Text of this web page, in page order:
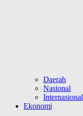
Daerah
Nasional
Internasional
Ekonomi